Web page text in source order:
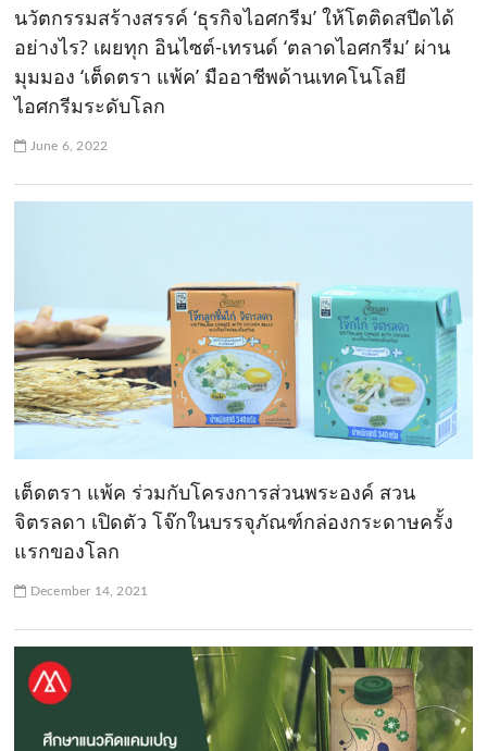
นวัตกรรมสร้างสรรค์ ‘ธุรกิจไอศกรีม’ ให้โตติดสปีดได้
อย่างไร? เผยทุก อินไซต์-เทรนด์ ‘ตลาดไอศกรีม’ ผ่าน
มุมมอง ‘เต็ดตรา แพ้ค’ มืออาชีพด้านเทคโนโลยี
ไอศกรีมระดับโลก
June 6, 2022
เต็ดตรา แพ้ค ร่วมกับโครงการส่วนพระองค์ สวน
จิตรลดา เปิดตัว โจ๊กในบรรจุภัณฑ์กล่องกระดาษครั้ง
แรกของโลก
December 14, 2021